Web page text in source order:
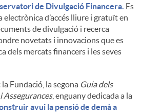
de Divulgació Financera. Es
d’accés lliure i gratuït en
de divulgació i recerca
novetats i innovacions que es
dels mercats financers i les seves
Fundació, la segona Guia dels
Assegurances, enguany dedicada a la
avui la pensió de demà a